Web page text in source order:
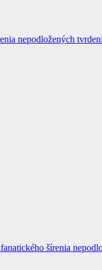
nepodložených
šírenia